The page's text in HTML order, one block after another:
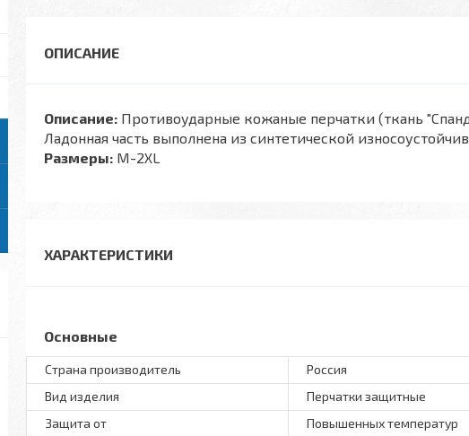
Описание: Противоударные кожаные перчатки (ткань
Ладонная часть выполнена из синтетической
Размеры: M-2XL
ХАРАКТЕРИСТИКИ
Основные
Страна производитель
Россия
Вид изделия
Перчатки защитные
Защита от
Повышенных температур